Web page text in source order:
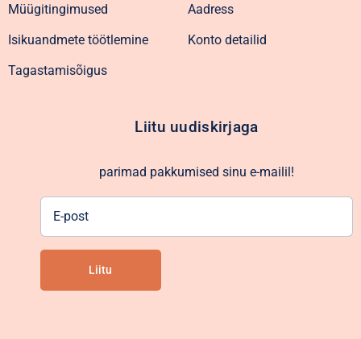
Müügitingimused
Isikuandmete töötlemine
Tagastamisõigus
Aadress
Konto detailid
Liitu uudiskirjaga
parimad pakkumised sinu e-mailil!
Liitu